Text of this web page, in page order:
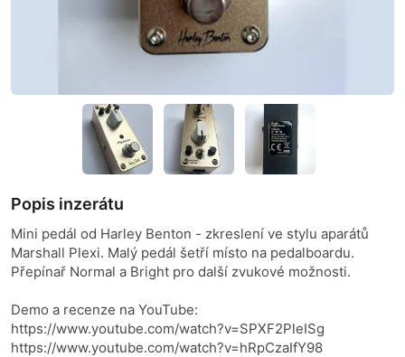
Popis inzerátu
Mini pedál od Harley Benton - zkreslení ve stylu aparátů
Marshall Plexi. Malý pedál šetří místo na pedalboardu.
Přepínař Normal a Bright pro další zvukové možnosti.
Demo a recenze na YouTube:
https://www.youtube.com/watch?v=SPXF2PleISg
https://www.youtube.com/watch?v=hRpCzaIfY98